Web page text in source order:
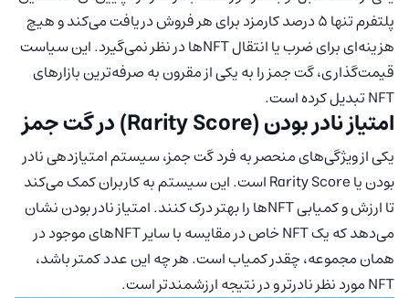
پلتفرم تنها 5 درصد کارمزد برای هر فروش دریافت می‌کند و هیچ
هزینه‌ای برای ضرب یا انتقال NFTها در نظر نمی‌گیرد. این سیاست
قیمت‌گذاری، گت جمز را به یکی از مقرون به صرفه‌ترین بازارهای
NFT تبدیل کرده است.
امتیاز نادر بودن (Rarity Score) در گت جمز
یکی از ویژگی‌های منحصر به فرد گت جمز، سیستم امتیازدهی نادر
بودن یا Rarity Score است. این سیستم به کاربران کمک می‌کند
تا ارزش و کمیابی NFTها را بهتر درک کنند. امتیاز نادر بودن نشان
می‌دهد که یک NFT خاص در مقایسه با سایر NFTهای موجود در
همان مجموعه، چقدر کمیاب است. هر چه این عدد کمتر باشد،
NFT مورد نظر نادرتر و در نتیجه ارزشمندتر است.